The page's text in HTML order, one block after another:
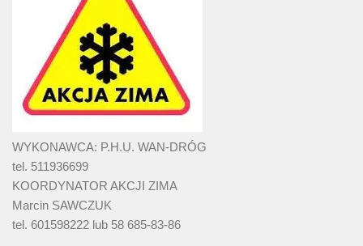
WYKONAWCA: P.H.U. WAN-DRÓG
tel. 511936699
KOORDYNATOR AKCJI ZIMA
Marcin SAWCZUK
tel. 601598222 lub 58 685-83-86